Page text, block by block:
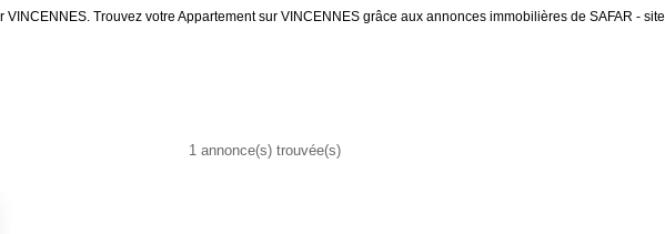
Trouvez votre Appartement sur VINCENNES grâce aux annonces immobilières de SAFAR - site.
1 annonce(s) trouvée(s)